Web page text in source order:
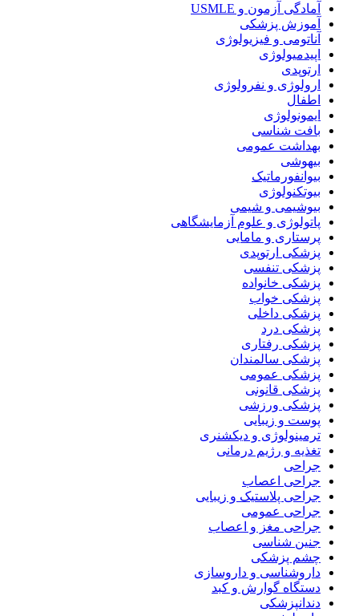
آمادگی آزمون و USMLE
آموزش پزشکی
آناتومی و فیزیولوژی
اپیدمیولوژی
ارتوپدی
ارولوژی و نفرولوژی
اطفال
ایمونولوژی
بافت شناسی
بهداشت عمومی
بیهوشی
بیوانفورماتیک
بیوتکنولوژی
بیوشیمی و شیمی
پاتولوژی و علوم آزمایشگاهی
پرستاری و مامایی
پزشکی ارتوپدی
پزشکی تنفسی
پزشکی خانواده
پزشکی خواب
پزشکی داخلی
پزشکی درد
پزشکی رفتاری
پزشکی سالمندان
پزشکی عمومی
پزشکی قانونی
پزشکی ورزشی
پوست و زیبایی
ترمینولوژی و دیکشنری
تغذیه و رژیم درمانی
جراحی
جراحی اعصاب
جراحی پلاستیک و زیبایی
جراحی عمومی
جراحی مغز و اعصاب
جنین شناسی
چشم پزشکی
داروشناسی و داروسازی
دستگاه گوارش و کبد
دندانپزشکی